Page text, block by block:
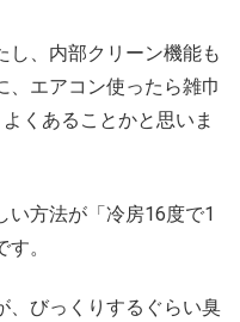
し、内部クリーン機能も
、エアコン使ったら雑巾
くあることかと思いま
い方法が「冷房16度で1
。
、びっくりするぐらい臭